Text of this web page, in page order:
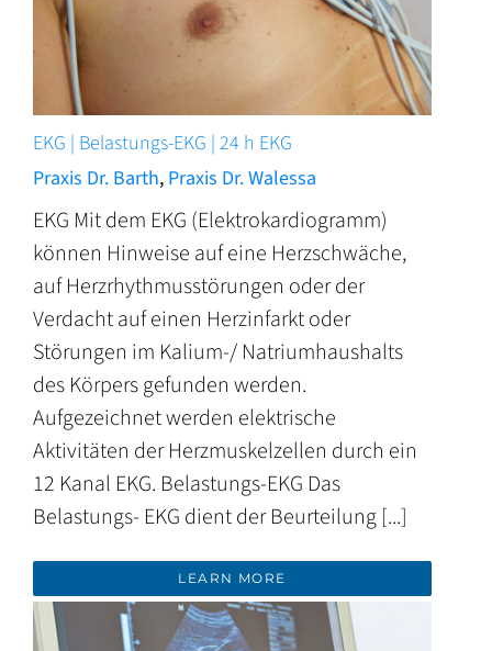
EKG | Belastungs-EKG | 24 h EKG
Praxis Dr. Barth, Praxis Dr. Walessa
EKG Mit dem EKG (Elektrokardiogramm)
können Hinweise auf eine Herzschwäche,
auf Herzrhythmusstörungen oder der
Verdacht auf einen Herzinfarkt oder
Störungen im Kalium-/ Natriumhaushalts
des Körpers gefunden werden.
Aufgezeichnet werden elektrische
Aktivitäten der Herzmuskelzellen durch ein
12 Kanal EKG. Belastungs-EKG Das
Belastungs- EKG dient der Beurteilung [...]
LEARN MORE